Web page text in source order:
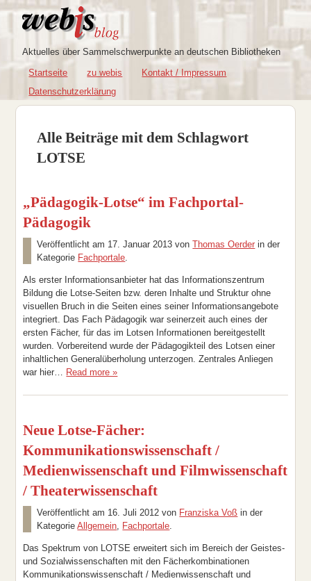
Aktuelles über Sammelschwerpunkte an deutschen Bibliotheken
Startseite
zu webis
Kontakt / Impressum
Datenschutzerklärung
Alle Beiträge mit dem Schlagwort
LOTSE
„Pädagogik-Lotse“ im Fachportal-
Pädagogik
Veröffentlicht am 17. Januar 2013 vonThomas Oerder in der
Kategorie Fachportale
Als erster Informationsanbieter hat das Informationszentrum
Bildung die Lotse-Seiten bzw. deren Inhalte und Struktur ohne
visuellen Bruch in die Seiten eines seiner Informationsangebote
integriert. Das Fach Pädagogik war seinerzeit auch eines der
ersten Fächer, für das im Lotsen Informationen bereitgestellt
wurden. Vorbereitend wurde der Pädagogikteil des Lotsen einer
inhaltlichen Generalüberholung unterzogen. Zentrales Anliegen
war hier…
Read more »
Neue Lotse-Fächer:
Kommunikationswissenschaft /
Medienwissenschaft und Filmwissenschaft
/ Theaterwissenschaft
Veröffentlicht am 16. Juli 2012 von Franziska Voß in der
KategorieAllgemein Fachportale
Das Spektrum von LOTSE erweitert sich im Bereich der Geistes-
und Sozialwissenschaften mit den Fächerkombinationen
Kommunikationswissenschaft / Medienwissenschaft und